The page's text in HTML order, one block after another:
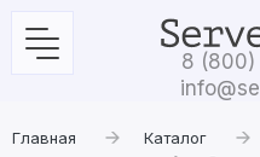
8 (800)
Главная Каталог